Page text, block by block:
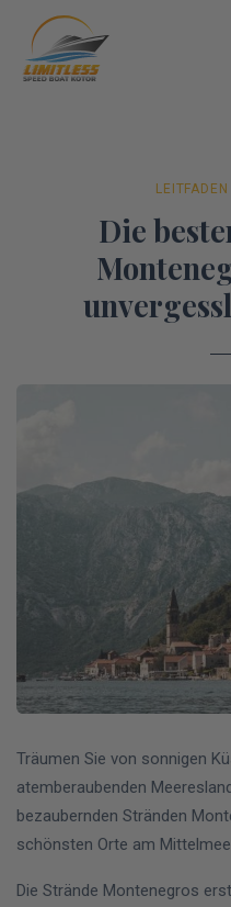
LEITFADEN
Die
Träumen Sie von sonnigen
atemberaubenden
bezaubernden Stränden
schönsten Orte am
Die Strände Montenegros